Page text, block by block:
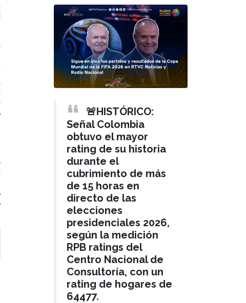
,
🚨HISTÓRICO:
Señal Colombia
obtuvo el mayor
rating de su historia
durante el
cubrimiento de más
de 15 horas en
directo de las
elecciones
presidenciales 2026,
según la medición
RPB ratings del
Centro Nacional de
Consultoría, con un
rating de hogares de
64477.